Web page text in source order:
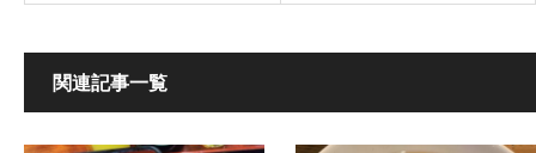
関連記事一覧